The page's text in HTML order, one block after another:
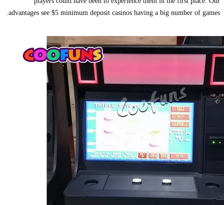
advantages see $5 minimum deposit casinos having a big number of games.